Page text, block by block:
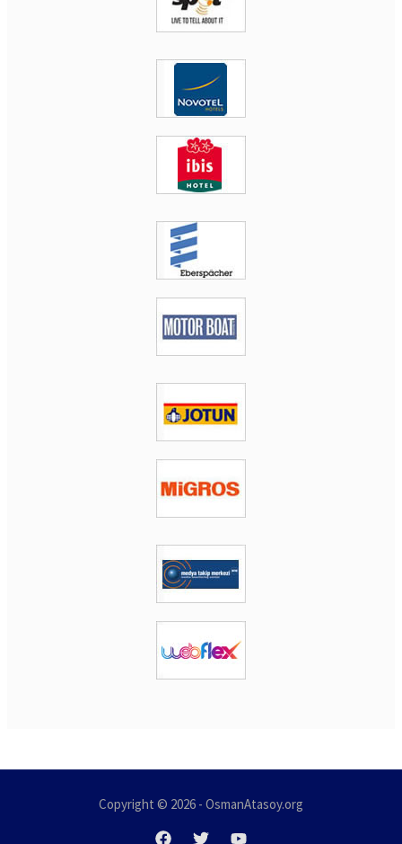
Copyright © 2026 - OsmanAtasoy.org